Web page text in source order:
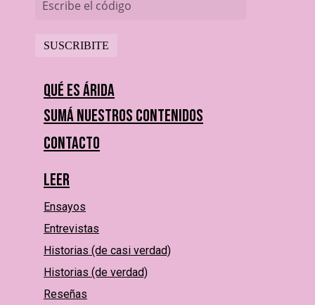
Escribe el código
Qué es Árida
Sumá nuestros contenidos
Contacto
Leer
Ensayos
Entrevistas
Historias (de casi verdad)
Historias (de verdad)
Reseñas